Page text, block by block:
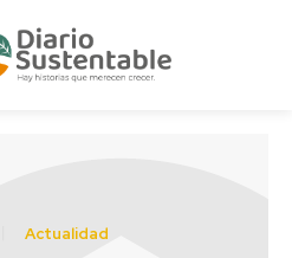
Actualidad